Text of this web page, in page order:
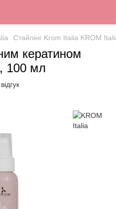
Стайлінг Krom Italia KROM
кератином
100 мл